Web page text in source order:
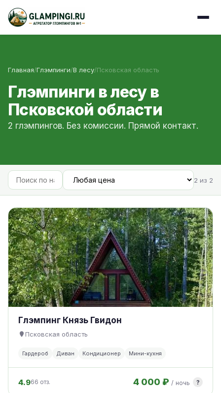
Главная/Глэмпинги/В лесу/Псковская область
Глэмпинги в лесу в
Псковской области
2 глэмпингов. Без комиссии. Прямой контакт.
2 из 2
Глэмпинг Князь Гвидон
Псковская область
Гардероб Диван Кондиционер Мини-кухня
4.966 отз. 4 000 ₽ / ночь ?